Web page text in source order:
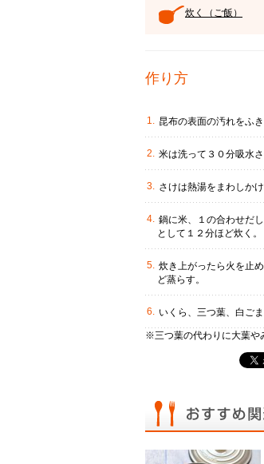
炊く（ご飯）
作り方
昆布の表面の汚れをふ
米は洗って３０分吸水
さけは熱湯をまわしか
鍋に米、１の合わせだ
として１２分ほど炊く。
炊き上がったら火を止
ど蒸らす。
いくら、三つ葉、白ごま
※三つ葉の代わりに大葉や